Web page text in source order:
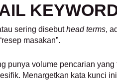
sering disebuthead terms,
masakan”.
punya volume pencarian
Menargetkan kata kunci